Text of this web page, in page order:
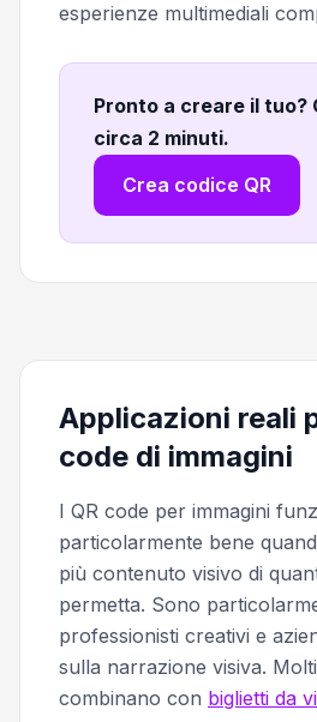
esperienze multimediali
Pronto a creare il tuo?
circa 2 minuti.
Crea codice QR
Applicazioni reali
code di immagini
I QR code per immagini
particolarmente bene
più contenuto visivo di
permetta. Sono
professionisti creativi e
sulla narrazione visiva.
combinano con biglietti da